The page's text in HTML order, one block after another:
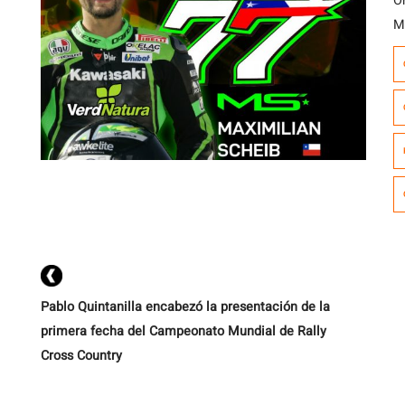
Pablo Quintanilla encabezó la presentación de la
primera fecha del Campeonato Mundial de Rally
Cross Country